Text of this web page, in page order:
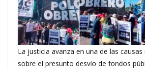
La justicia avanza en una de las causas
sobre el presunto desvío de fondos